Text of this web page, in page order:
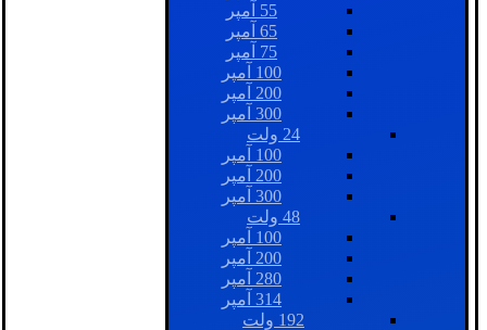
55 آمپر
65 آمپر
75 آمپر
100 آمپر
200 آمپر
300 آمپر
24 ولت
100 آمپر
200 آمپر
300 آمپر
48 ولت
100 آمپر
200 آمپر
280 آمپر
314 آمپر
192 ولت